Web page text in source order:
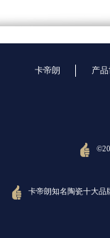
卡帝朗 产
卡帝朗知名陶瓷十大品